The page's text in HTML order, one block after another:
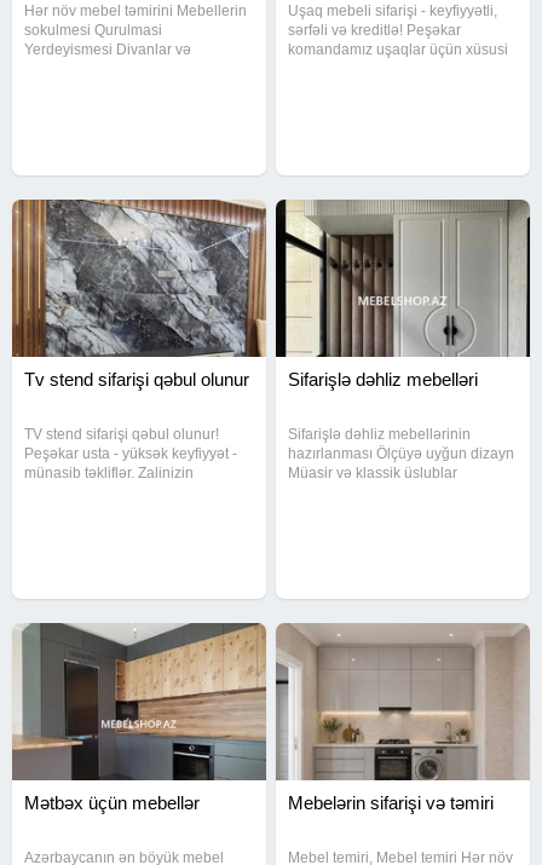
Hər növ mebel təmirini Mebellerin
sokulmesi Qurulmasi
Yerdeyismesi Divanlar və
Uşaq mebeli sifarişi - keyfiyyətli,
sərfəli və kreditlə! Peşəkar
komandamız uşaqlar üçün xüsusi
Tv stend sifarişi qəbul olunur
TV stend sifarişi qəbul olunur!
Peşəkar usta - yüksək keyfiyyət -
münasib təkliflər. Zalinizin
Sifarişlə dəhliz mebelləri
Sifarişlə dəhliz mebellərinin
hazırlanması Ölçüyə uyğun dizayn
Müasir və klassik üslublar
Mətbəx üçün mebellər
Azərbaycanın ən böyük mebel
Mebelərin sifarişi və təmiri
Mebel temiri, Mebel temiri Hər növ